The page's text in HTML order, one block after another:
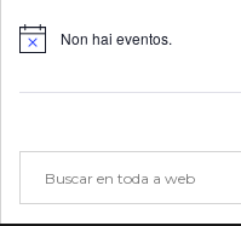
Notice Non hai eventos.